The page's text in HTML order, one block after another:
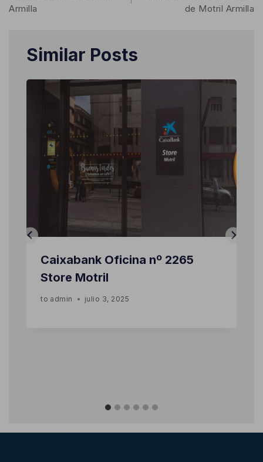
Armilla
de Motril Armilla
Similar Posts
Caixabank Oficina nº 2265
Store Motril
to admin julio 3, 2025